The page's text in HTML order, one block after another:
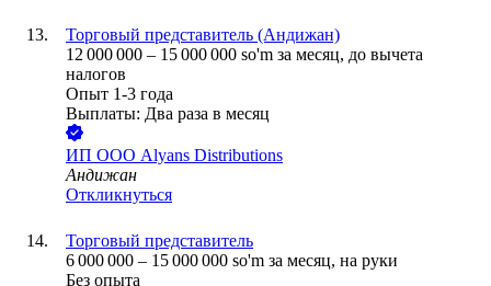
Торговый представитель (Андижан)
12 000 000 – 15 000 000 so'm за месяц, до вычета
налогов
Опыт 1-3 года
Выплаты: Два раза в месяц
ИП ООО Alyans Distributions
Андижан
Откликнуться
Торговый представитель
6 000 000 – 15 000 000 so'm за месяц, на руки
Без опыта